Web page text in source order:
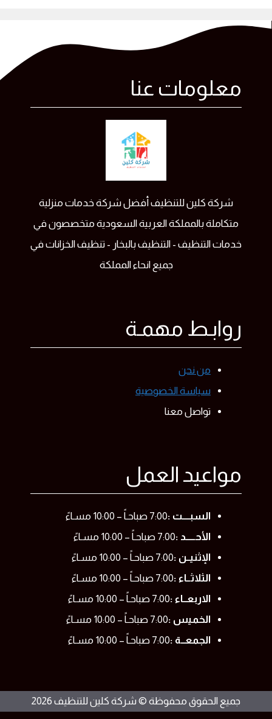
معلومات عنا
شركة كلين للتنظيف أفضل شركة خدمات منزلية
متكاملة بالمملكة العربية السعودية متخصصون في
خدمات التنظيف - التنظيف بالبخار - تنظيف الخزانات في
جميع انحاء المملكة
روابـط مهمـة
من نحن
سياسة الخصوصية
تواصل معنا
مواعيد العمل
السبــــت :7:00 صباحـاً – 10:00 مسـاءً
الأحـــــد :7:00 صباحـاً – 10:00 مسـاءً
الإثنيــن :7:00 صباحـاً – 10:00 مسـاءً
الثلاثــاء :7:00 صباحـاً – 10:00 مسـاءً
الاربعــاء :7:00 صباحـاً – 10:00 مسـاءً
الخميس :7:00 صباحـاً – 10:00 مسـاءً
الجمعــة :7:00 صباحـاً – 10:00 مسـاءً
جميع الحقوق محفوظة © شركة كلين للتنظيف 2026